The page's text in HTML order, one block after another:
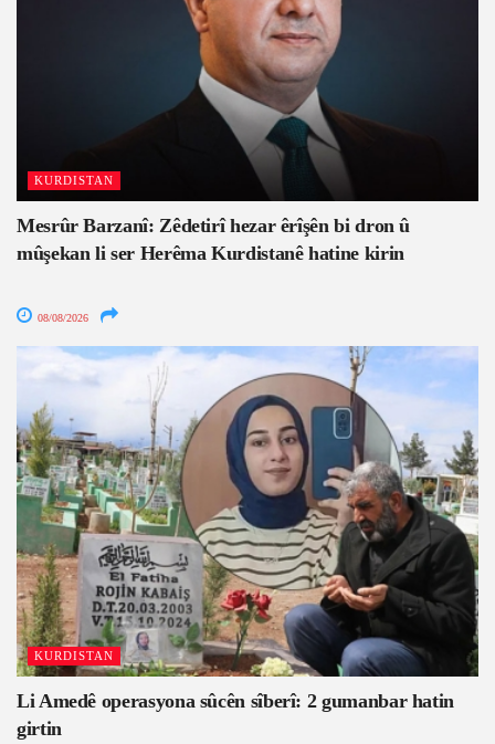
KURDISTAN
Mesrûr Barzanî: Zêdetirî hezar êrîşên bi dron û
mûşekan li ser Herêma Kurdistanê hatine kirin
08/08/2026
KURDISTAN
Li Amedê operasyona sûcên sîberî: 2 gumanbar hatin
girtin